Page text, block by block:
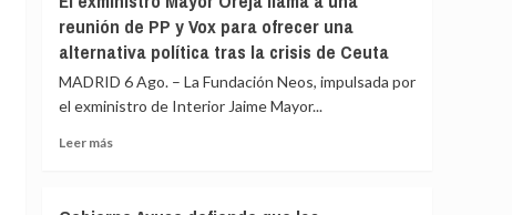
rechazan
acoger
menores
migrantes
Ceuta
señala
que
al
le
«consta»
reunión de PP y Vox para ofrecer una
alternativa política tras la crisis de Ceuta
MADRID 6 Ago. – La Fundación Neos, impulsada por
el exministro de Interior Jaime Mayor...
Leer másLeer